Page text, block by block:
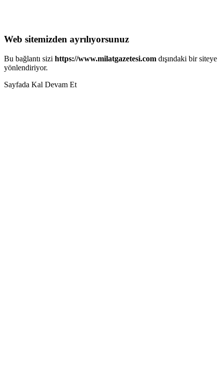
Web sitemizden ayrılıyorsunuz
Bu bağlantı sizi https://www.milatgazetesi.com dışındaki bir siteye
yönlendiriyor.
Sayfada Kal Devam Et